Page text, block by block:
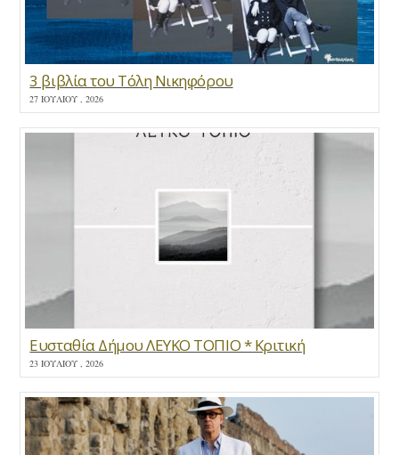
3 βιβλία του Τόλη Νικηφόρου
27 ΙΟΥΛΊΟΥ , 2026
Ευσταθία Δήμου ΛΕΥΚΟ ΤΟΠΙΟ * Κριτική
23 ΙΟΥΛΊΟΥ , 2026